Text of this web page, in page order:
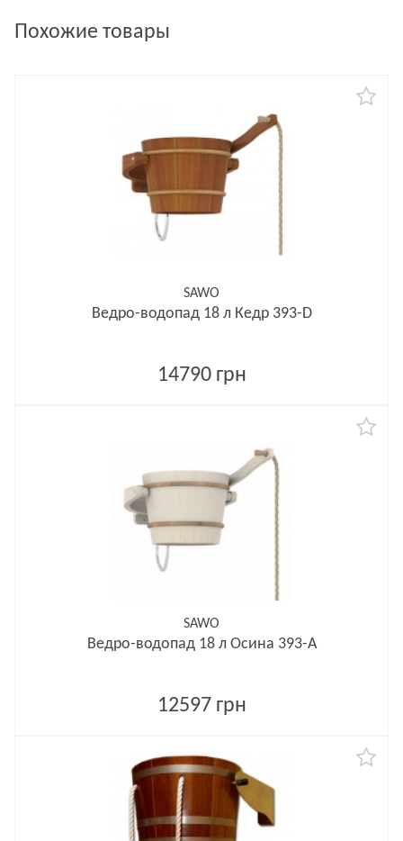
Похожие товары
SAWO
Ведро-водопад 18 л Кедр 393-D
14790 грн
SAWO
Ведро-водопад 18 л Осина 393-A
12597 грн